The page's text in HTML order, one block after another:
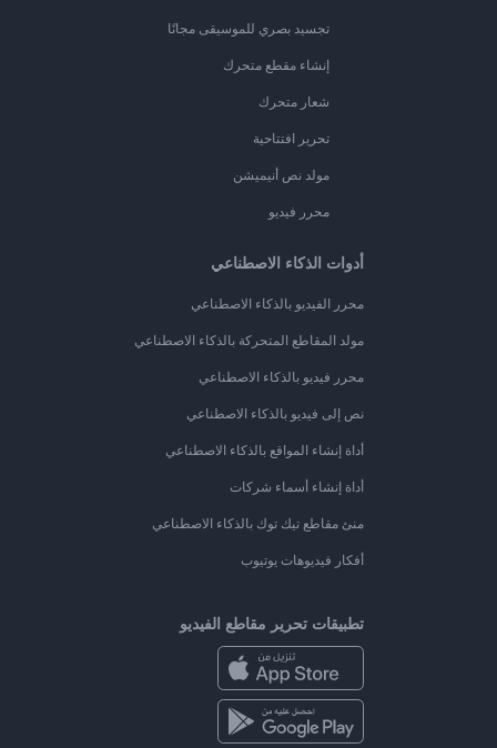
تجسيد بصري للموسيقى مجانًا
إنشاء مقطع متحرك
شعار متحرك
تحرير افتتاحية
مولد نص أنيميشن
محرر فيديو
أدوات الذكاء الاصطناعي
محرر الفيديو بالذكاء الاصطناعي
مولد المقاطع المتحركة بالذكاء الاصطناعي
محرر فيديو بالذكاء الاصطناعي
نص إلى فيديو بالذكاء الاصطناعي
أداة إنشاء المواقع بالذكاء الاصطناعي
أداة إنشاء أسماء شركات
منئ مقاطع تيك توك بالذكاء الاصطناعي
أفكار فيديوهات يوتيوب
تطبيقات تحرير مقاطع الفيديو